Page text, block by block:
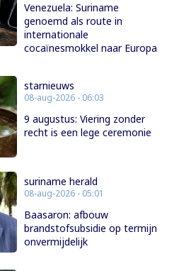
Venezuela: Suriname
genoemd als route in
internationale
cocaïnesmokkel naar Europa
starnieuws
08-aug-2026 - 06:03
9 augustus: Viering zonder
recht is een lege ceremonie
suriname herald
08-aug-2026 - 05:01
Baasaron: afbouw
brandstofsubsidie op termijn
onvermijdelijk